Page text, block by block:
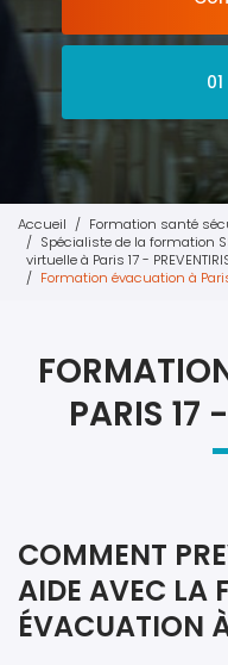
Accueil
Formation santé
Spécialiste de la formation
virtuelle à Paris 17 -
Formation évacuation à Paris
PARIS 17
COMMENT
AIDE AVEC LA
ÉVACUATION